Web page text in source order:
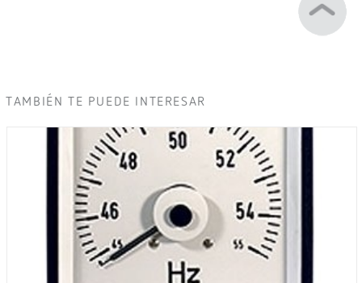
TAMBIÉN TE PUEDE INTERESAR